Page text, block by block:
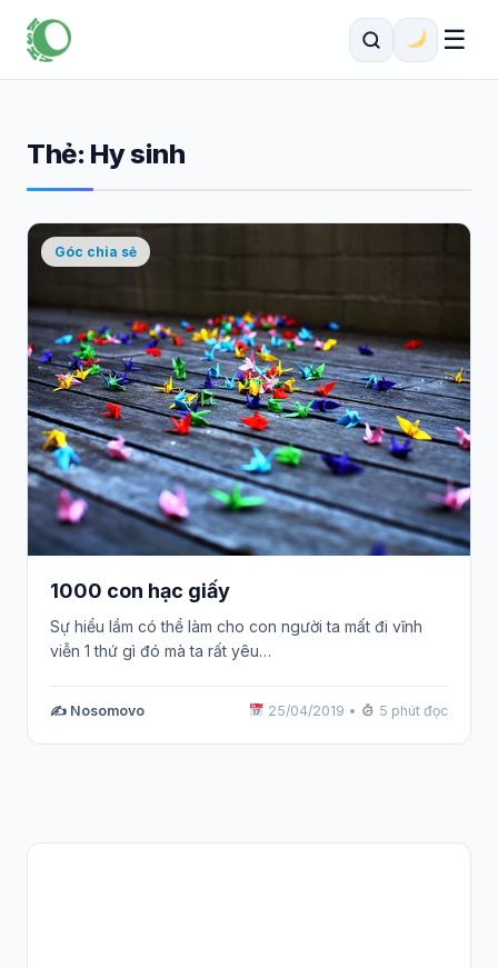
☰
Thẻ: Hy sinh
Góc chia sẻ
1000 con hạc giấy
Sự hiểu lầm có thể làm cho con người ta mất đi vĩnh
viễn 1 thứ gì đó mà ta rất yêu…
✍️ Nosomovo 25/04/2019 • 5 phút đọc